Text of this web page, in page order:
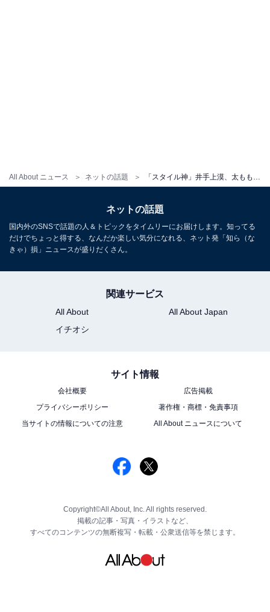
All About ニュース ネットの話題
ネットの話題
国内外のSNSで話題の人＆トピックをタイムリーにお届けします。知ってる
だけでちょっと得する、なんだか楽しい気分になれる、ネット発「知ら（な
きゃ）損」ニュースが盛りだくさん。
関連サービス
All About
All About Japan
イチオシ
サイト情報
会社概要
広告掲載
プライバシーポリシー
著作権・商標・免責事項
当サイトの情報についての注意
All About ニュースについて
Copyright©All About, Inc. All rights reserved.
掲載の記事・写真・イラストなど、
すべてのコンテンツの無断複写・転載・公衆送信等を禁じます。